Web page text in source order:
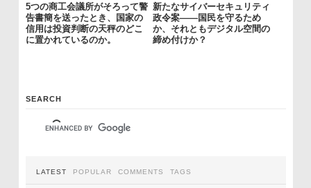
5つの商工会議所がそろって警
告書簡を送ったとき、国家の
信用は投資判断の天秤のどこ
に置かれているのか。
新たなサイバーセキュリティ
政令案――国民を守るため
か、それともデジタル空間の
締め付けか？
SEARCH
LATEST POPULAR COMMENTS TAGS